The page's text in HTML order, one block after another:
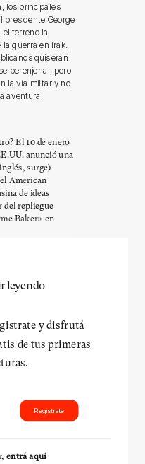
los principales
presidente George
el terreno la
la guerra en Irak.
quisieran
berenjenal, pero
la vía militar y no
aventura.
El 10 de enero
anunció una
surge)
American
de ideas
del repliegue
Baker» en
leyendo
y disfrutá
de tus primeras
Registrate
entrá aquí